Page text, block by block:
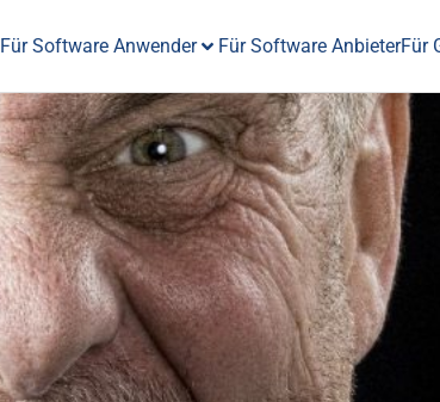
Für Software Anwender Für Software AnbieterFür